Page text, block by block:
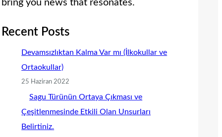
bring you news that resonates.
Recent Posts
Devamsızlıktan Kalma Var mı (İlkokullar ve
Ortaokullar)
25 Haziran 2022
Sagu Türünün Ortaya Çıkması ve
Çeşitlenmesinde Etkili Olan Unsurları
Belirtiniz.